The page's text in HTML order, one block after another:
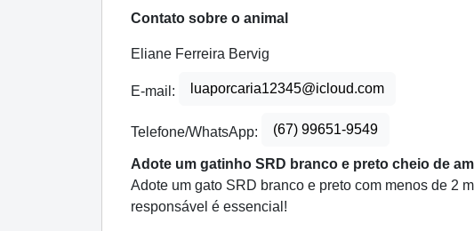
Contato sobre o animal
Eliane Ferreira Bervig
E-mail: luaporcaria12345@icloud.com
Telefone/WhatsApp: (67) 99651-9549
Adote um gatinho SRD branco e preto cheio de
Adote um gato SRD branco e preto com menos de 2
responsável é essencial!